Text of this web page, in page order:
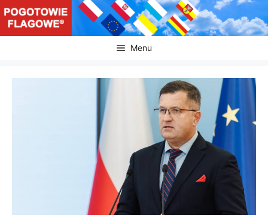
Przejdź
do
treści
Menu